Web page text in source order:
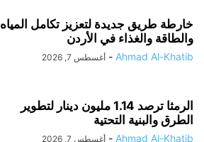
خارطة طريق جديدة لتعزيز تكامل المياه
والطاقة والغذاء في الأردن
Ahmad Al-Khatib
- أغسطس 7, 2026
الرمثا ترصد 1.14 مليون دينار لتطوير
الطرق والبنية التحتية
Ahmad Al-Khatib
- أغسطس 7, 2026